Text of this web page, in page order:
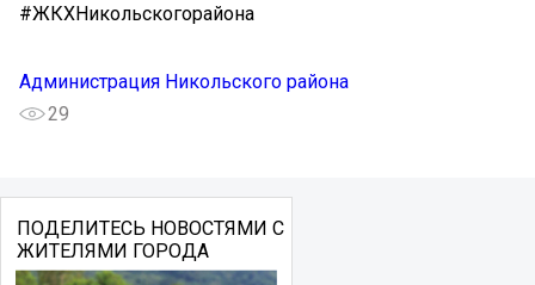
#ЖКХНикольскогорайона
Администрация Никольского района
29
ПОДЕЛИТЕСЬ НОВОСТЯМИ С
ЖИТЕЛЯМИ ГОРОДА